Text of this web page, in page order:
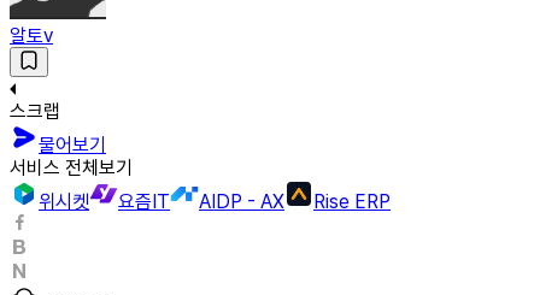
알토v
스크랩
물어보기
서비스 전체보기
위시켓
요즘IT AIDP - AX Rise ERP